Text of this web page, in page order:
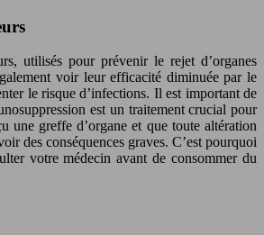
utilisés pour prévenir le rejet d’organes
voir leur efficacité diminuée par le
le risque d’infections. Il est important de
est un traitement crucial pour
une greffe d’organe et que toute altération
des conséquences graves. C’est pourquoi
votre médecin avant de consommer du